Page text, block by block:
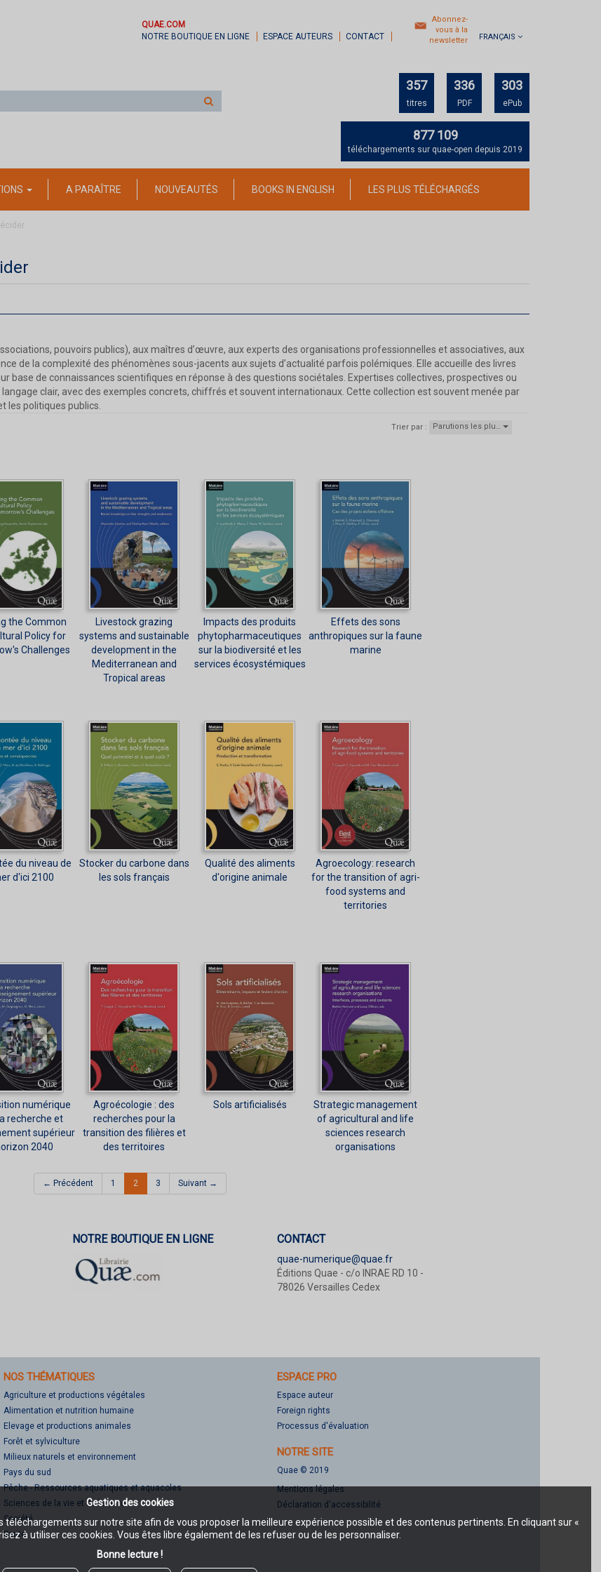
Gestion des cookies
téléchargements sur notre site afin de vous proposer la meilleure expérience possible et des contenus pertinents. En cliquant sur «
à utiliser ces cookies. Vous êtes libre également de les refuser ou de les personnaliser.
Bonne lecture !
QUAE.COM
NOTRE BOUTIQUE EN LIGNE
ESPACE AUTEURS CONTACT
Abonnez-
vous à la
newsletter
FRANÇAIS
sur
357
titres
336
PDF
303
ePub
877 109
téléchargements sur quae-open depuis 2019
A PARAÎTRE NOUVEAUTÉS BOOKS IN ENGLISH LES PLUS TÉLÉCHARGÉS
pouvoirs publics), aux maîtres d’œuvre, aux experts des organisations professionnelles et associatives, aux
de la complexité des phénomènes sous-jacents aux sujets d’actualité parfois polémiques. Elle accueille des livres
base de connaissances scientifiques en réponse à des questions sociétales. Expertises collectives, prospectives ou
clair, avec des exemples concrets, chiffrés et souvent internationaux. Cette collection est souvent menée par
les politiques publics.
Trier par : Parutions les plu…
the Common
Policy for
Challenges
Livestock grazing
systems and sustainable
development in the
Mediterranean and
Tropical areas
Impacts des produits
phytopharmaceutiques
sur la biodiversité et les
services écosystémiques
Effets des sons
anthropiques sur la faune
marine
du niveau de
d'ici 2100
Stocker du carbone dans
les sols français
Qualité des aliments
d'origine animale
Agroecology: research
for the transition of agri-
food systems and
territories
numérique
recherche et
supérieur
2040
Agroécologie : des
recherches pour la
transition des filières et
des territoires
Sols artificialisés
Strategic management
of agricultural and life
sciences research
organisations
← Précédent 1 2(current)
3 Suivant →
NOTRE BOUTIQUE EN LIGNE CONTACT
quae-numerique@quae.fr
Éditions Quae - c/o INRAE RD 10 -
78026 Versailles Cedex
NOS THÉMATIQUES
Agriculture et productions végétales
Alimentation et nutrition humaine
Elevage et productions animales
Forêt et sylviculture
Milieux naturels et environnement
Pays du sud
Pêche - Ressources aquatiques et aquacoles
Sciences de la vie et de la terre
Société
Santé
ESPACE PRO
Espace auteur
Foreign rights
Processus d'évaluation
NOTRE SITE
Quae © 2019
Mentions légales
Déclaration d'accessibilité